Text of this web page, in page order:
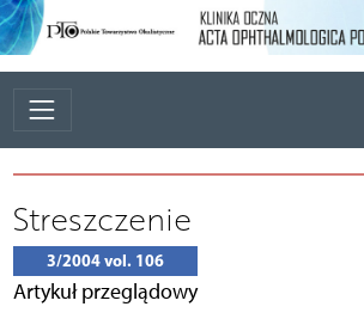
Streszczenie
3/2004 vol. 106
Artykuł przeglądowy